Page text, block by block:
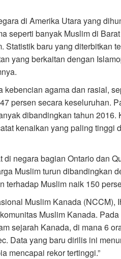
di Amerika Utara yang
seperti banyak Muslim di
Statistik baru yang diterbitkan
yang berkaitan dengan
kebencian agama dan rasial,
persen secara keseluruhan.
dibandingkan tahun
kenaikan yang paling tinggi
di negara bagian Ontario dan
Muslim turun dibandingkan
terhadap Muslim naik 150
Muslim Kanada (NCCM),
Muslim Kanada.
sejarah Kanada, di mana 6
Data yang baru dirilis ini
mencapai rekor tertinggi.”